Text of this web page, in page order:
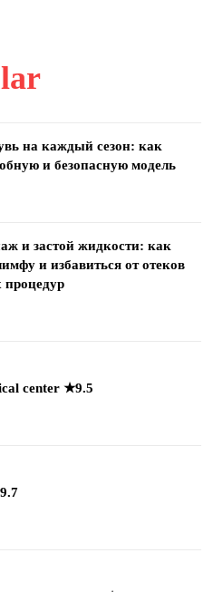
на каждый сезон: как
и безопасную модель
и застой жидкости: как
и избавиться от отеков
процедур
center ★9.5